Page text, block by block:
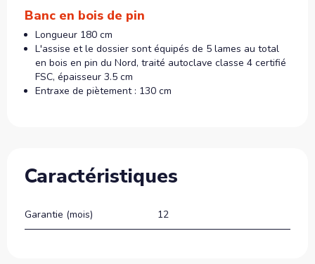
Banc en bois de pin
Longueur 180 cm
L'assise et le dossier sont équipés de 5 lames au total
en bois en pin du Nord, traité autoclave classe 4 certifié
FSC, épaisseur 3.5 cm
Entraxe de piètement : 130 cm
Caractéristiques
Garantie (mois) 12